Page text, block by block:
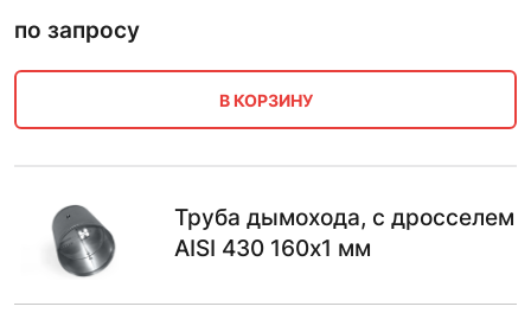
по запросу
В КОРЗИНУ
Труба дымохода, с дросселем
AISI 430 160х1 мм